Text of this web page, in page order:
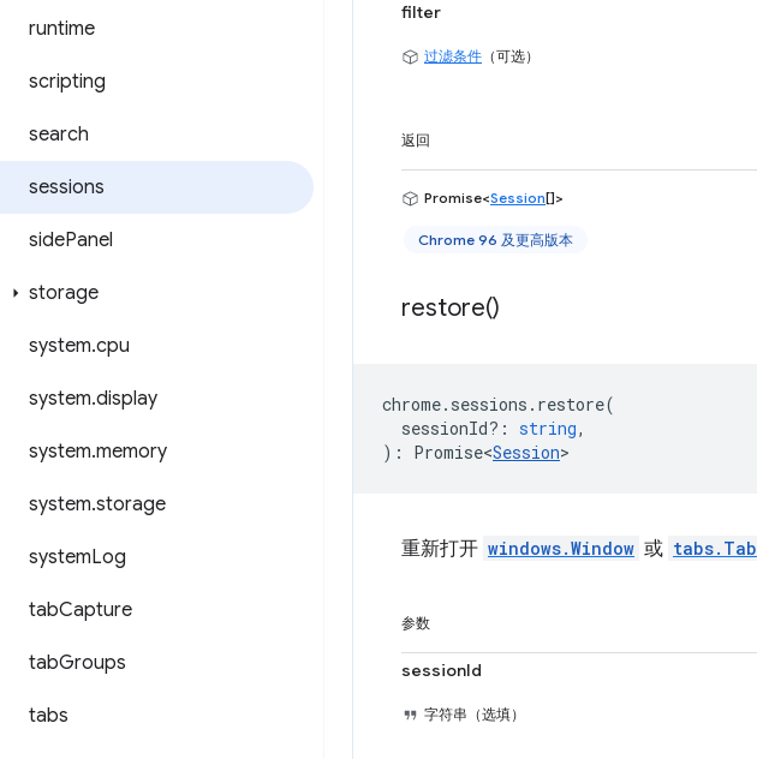
runtime
scripting
search
sessions
sidePanel
storage
system.cpu
system.display
system.memory
system.storage
systemLog
tabCapture
tabGroups
tabs
filter
过滤条件 （可选）
返回
Promise<Session[]>
Chrome 96 及更高版本
restore()
chrome. sessions . restore(
sessionId? : string,
) : Promise<Session>
重新打开 windows.Window 或 tabs.Tab
参数
sessionId
字符串（选填）